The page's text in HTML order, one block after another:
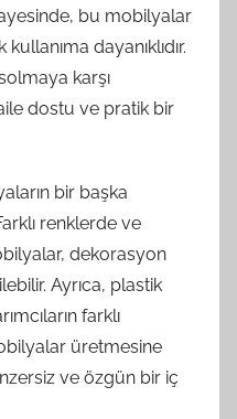
bu mobilyalar
dayanıklıdır.
karşı
dostu ve pratik bir
bir başka
renklerde ve
dekorasyon
Ayrıca, plastik
farklı
üretmesine
ve özgün bir iç